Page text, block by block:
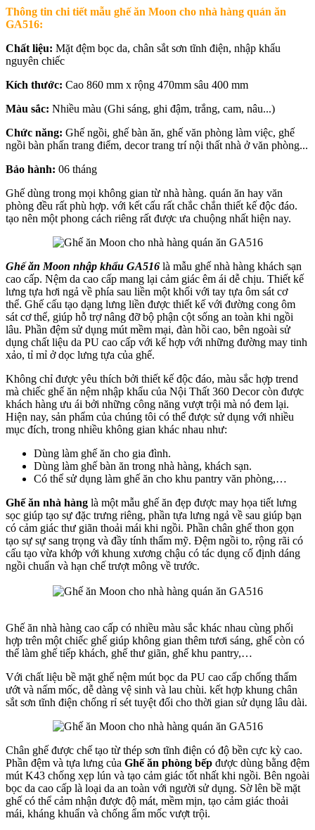
Thông tin chi tiết mẫu ghế ăn Moon cho nhà hàng quán ăn
GA516:
Chất liệu: Mặt đệm bọc da, chân sắt sơn tĩnh điện, nhập khẩu
nguyên chiếc
Kích thước: Cao 860 mm x rộng 470mm sâu 400 mm
Màu sắc: Nhiều màu (Ghi sáng, ghi đậm, trắng, cam, nâu...)
Chức năng: Ghế ngồi, ghế bàn ăn, ghế văn phòng làm việc, ghế
ngồi bàn phấn trang điểm, decor trang trí nội thất nhà ở văn phòng...
Bảo hành: 06 tháng
Ghế dùng trong mọi không gian từ nhà hàng. quán ăn hay văn
phòng đều rất phù hợp. với kết cấu rất chắc chắn thiết kế độc đáo.
tạo nên một phong cách riêng rất được ưa chuộng nhất hiện nay.
Ghế ăn Moon nhập khẩu GA516 là mẫu ghế nhà hàng khách sạn
cao cấp. Nệm da cao cấp mang lại cảm giác êm ái dễ chịu. Thiết kế
lưng tựa hơi ngả về phía sau liền một khối với tay tựa ôm sát cơ
thể. Ghế cấu tạo dạng lưng liền được thiết kế với đường cong ôm
sát cơ thể, giúp hỗ trợ nâng đỡ bộ phận cột sống an toàn khi ngồi
lâu. Phần đệm sử dụng mút mềm mại, đàn hồi cao, bên ngoài sử
dụng chất liệu da PU cao cấp với kế hợp với những đường may tinh
xảo, tỉ mỉ ở dọc lưng tựa của ghế.
Không chỉ được yêu thích bởi thiết kế độc đáo, màu sắc hợp trend
mà chiếc ghế ăn nệm nhập khẩu của Nội Thất 360 Decor còn được
khách hàng ưu ái bởi những công năng vượt trội mà nó đem lại.
Hiện nay, sản phẩm của chúng tôi có thể được sử dụng với nhiều
mục đích, trong nhiều không gian khác nhau như:
Dùng làm ghế ăn cho gia đình.
Dùng làm ghế bàn ăn trong nhà hàng, khách sạn.
Có thể sử dụng làm ghế ăn cho khu pantry văn phòng,…
Ghế ăn nhà hàng là một mẫu ghế ăn đẹp được may họa tiết lưng
sọc giúp tạo sự đặc trưng riêng, phần tựa lưng ngả về sau giúp bạn
có cảm giác thư giãn thoải mái khi ngồi. Phần chân ghế thon gọn
tạo sự sự sang trọng và đầy tính thẩm mỹ. Đệm ngồi to, rộng rãi có
cấu tạo vừa khớp với khung xương chậu có tác dụng cố định dáng
ngồi chuẩn và hạn chế trượt mông về trước.
Ghế ăn nhà hàng cao cấp có nhiều màu sắc khác nhau cùng phối
hợp trên một chiếc ghế giúp không gian thêm tươi sáng, ghế còn có
thể làm ghế tiếp khách, ghế thư giãn, ghế khu pantry,…
Với chất liệu bề mặt ghế nệm mút bọc da PU cao cấp chống thấm
ướt và nấm mốc, dễ dàng vệ sinh và lau chùi. kết hợp khung chân
sắt sơn tĩnh điện chống rỉ sét tuyệt đối cho thời gian sử dụng lâu dài.
Chân ghế được chế tạo từ thép sơn tĩnh điện có độ bền cực kỳ cao.
Phần đệm và tựa lưng của Ghế ăn phòng bếp được dùng bằng đệm
mút K43 chống xẹp lún và tạo cảm giác tốt nhất khi ngồi. Bên ngoài
bọc da cao cấp là loại da an toàn với người sử dụng. Sờ lên bề mặt
ghế có thể cảm nhận được độ mát, mềm mịn, tạo cảm giác thoải
mái, kháng khuẩn và chống ẩm mốc vượt trội.